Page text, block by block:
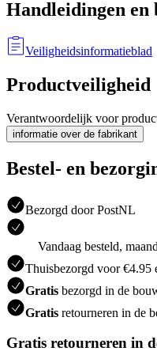
Handleidingen en
Veiligheidsinformatieblad
Productveiligheid
Verantwoordelijk voor
informatie over de fabrikant
Bestel- en
Bezorgd door PostNL
Vandaag besteld,
Thuisbezorgd voor €4.95
Gratis bezorgd in de
Gratis retourneren in de
Gratis retourneren in